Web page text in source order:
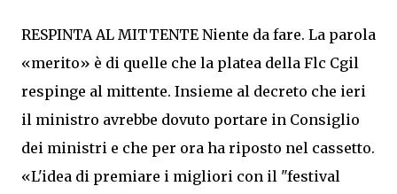
RESPINTA AL MITTENTE Niente da fare. La parola
«merito» è di quelle che la platea della Flc Cgil
respinge al mittente. Insieme al decreto che ieri
il ministro avrebbe dovuto portare in Consiglio
dei ministri e che per ora ha riposto nel cassetto.
«L'idea di premiare i migliori con il "festival